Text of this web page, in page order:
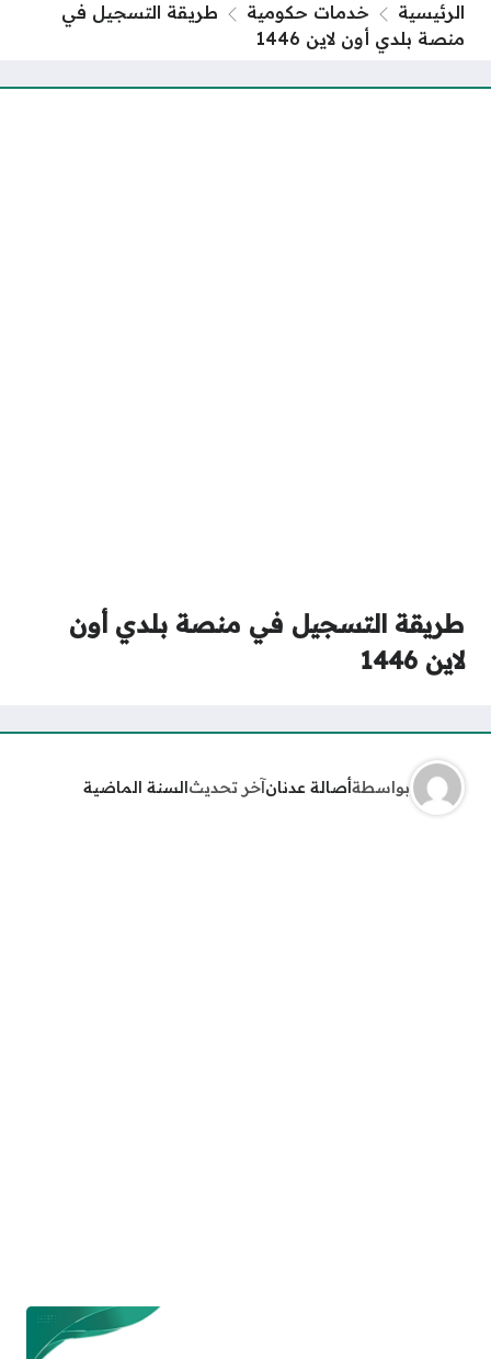
الرئيسية خدمات حكومية
طريقة التسجيل في
منصة بلدي أون لاين 1446
طريقة التسجيل في منصة بلدي أون
لاين 1446
بواسطةأصالة عدنانآخر تحديثالسنة الماضية